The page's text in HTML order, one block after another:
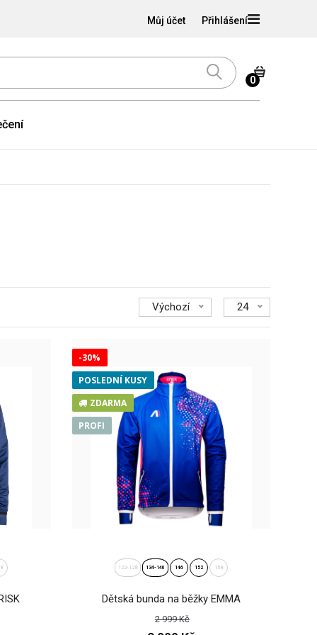
Přihlášení
Můj účet
0
Výchozí 24
-30%
POSLEDNÍ KUSY
ZDARMA
PROFI
122-128 134-140 146 152 158
Dětská bunda na běžky EMMA
2 999 Kč